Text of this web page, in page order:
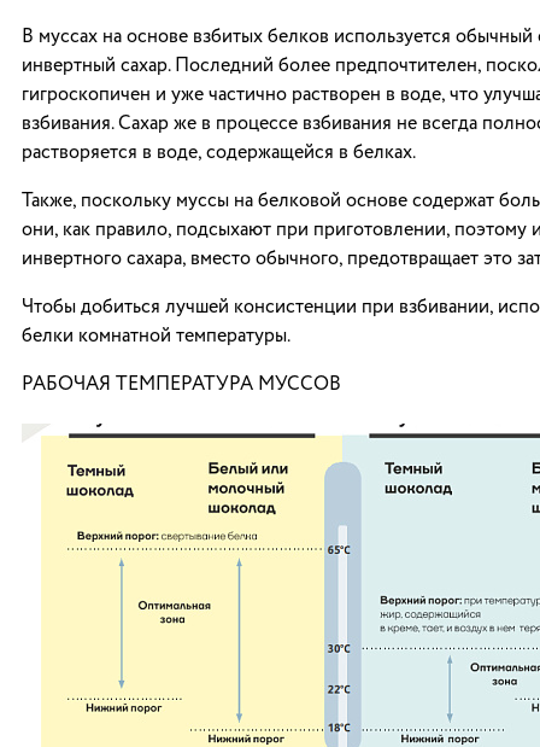
В муссах на основе взбитых белков используется обычный
инвертный сахар. Последний более предпочтителен,
гигроскопичен и уже частично растворен в воде, что
взбивания. Сахар же в процессе взбивания не всегда
растворяется в воде, содержащейся в белках.
Также, поскольку муссы на белковой основе содержат
они, как правило, подсыхают при приготовлении, поэтому
инвертного сахара, вместо обычного, предотвращает это
Чтобы добиться лучшей консистенции при взбивании,
белки комнатной температуры.
РАБОЧАЯ ТЕМПЕРАТУРА МУССОВ